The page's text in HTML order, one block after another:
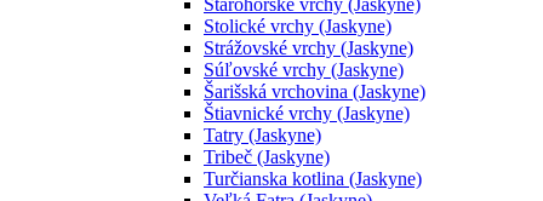
Stolické vrchy (Jaskyne)
Strážovské vrchy (Jaskyne)
Súľovské vrchy (Jaskyne)
Šarišská vrchovina (Jaskyne)
Štiavnické vrchy (Jaskyne)
Tatry (Jaskyne)
Tribeč (Jaskyne)
Turčianska kotlina (Jaskyne)